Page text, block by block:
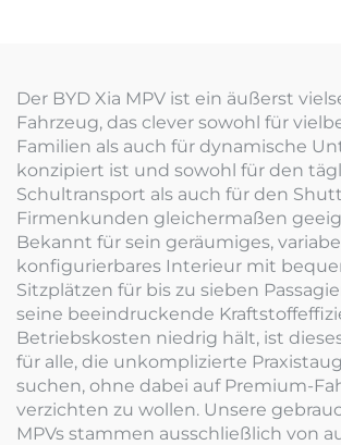
Der BYD Xia MPV ist ein äußerst
Fahrzeug, das clever sowohl für
Familien als auch für dynamische
konzipiert ist und sowohl für den
Schultransport als auch für den
Firmenkunden gleichermaßen
Bekannt für sein geräumiges,
konfigurierbares Interieur mit
Sitzplätzen für bis zu sieben
seine beeindruckende
Betriebskosten niedrig hält, ist
für alle, die unkomplizierte
suchen, ohne dabei auf Premium-
verzichten zu wollen. Unsere
MPVs stammen ausschließlich von